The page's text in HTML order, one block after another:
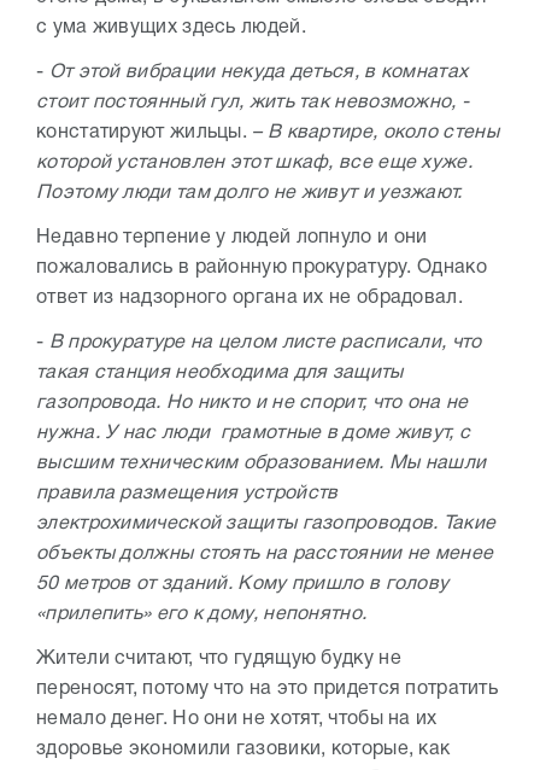
с ума живущих здесь людей.
- От этой вибрации некуда деться, в комнатах
стоит постоянный гул, жить так невозможно, -
констатируют жильцы. – В квартире, около стены
которой установлен этот шкаф, все еще хуже.
Поэтому люди там долго не живут и уезжают.
Недавно терпение у людей лопнуло и они
пожаловались в районную прокуратуру. Однако
ответ из надзорного органа их не обрадовал.
- В прокуратуре на целом листе расписали, что
такая станция необходима для защиты
газопровода. Но никто и не спорит, что она не
нужна. У нас люди грамотные в доме живут, с
высшим техническим образованием. Мы нашли
правила размещения устройств
электрохимической защиты газопроводов. Такие
объекты должны стоять на расстоянии не менее
50 метров от зданий. Кому пришло в голову
«прилепить» его к дому, непонятно.
Жители считают, что гудящую будку не
переносят, потому что на это придется потратить
немало денег. Но они не хотят, чтобы на их
здоровье экономили газовики, которые, как